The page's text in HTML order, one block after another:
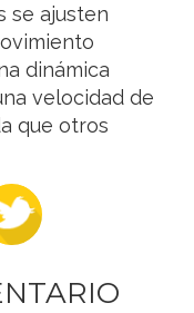
se ajusten
dinámica
velocidad de
que otros